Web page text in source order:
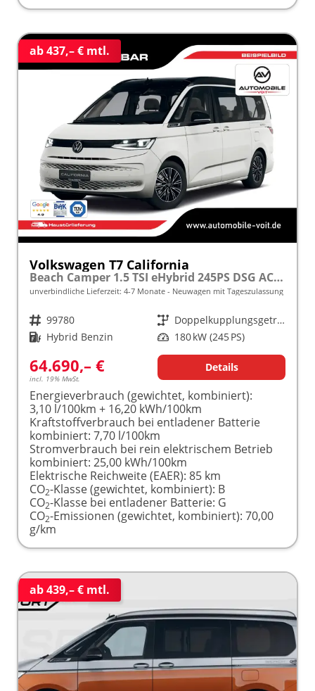
ab 437,– € mtl.
Volkswagen T7 California
Beach Camper 1.5 TSI eHybrid 245PS DSG ACC/LED/KAMERA frei konfigurierbar!
unverbindliche Lieferzeit: 4-7 Monate Neuwagen mit Tageszulassung
Fahrzeugnr. 99780 Getriebe
Doppelkupplungsgetriebe (DSG)
Kraftstoff Hybrid Benzin Leistung 180 kW (245 PS)
64.690,– €
incl. 19% MwSt.
Details
Energieverbrauch (gewichtet, kombiniert):
3,10 l/100km + 16,20 kWh/100km
Kraftstoffverbrauch bei entladener Batterie
kombiniert: 7,70 l/100km
Stromverbrauch bei rein elektrischem Betrieb
kombiniert: 25,00 kWh/100km
Elektrische Reichweite (EAER): 85 km
CO2-Klasse (gewichtet, kombiniert): B
CO2-Klasse bei entladener Batterie: G
CO2-Emissionen (gewichtet, kombiniert): 70,00
g/km
ab 439,– € mtl.